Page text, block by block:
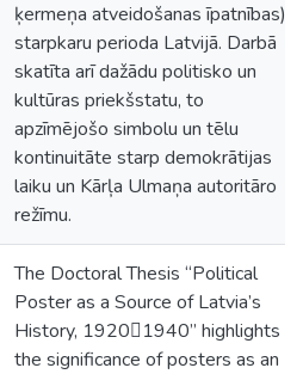
ķermeņa atveidošanas īpatnības)
starpkaru perioda Latvijā. Darbā
skatīta arī dažādu politisko un
kultūras priekšstatu, to
apzīmējošo simbolu un tēlu
kontinuitāte starp demokrātijas
laiku un Kārļa Ulmaņa autoritāro
režīmu.
The Doctoral Thesis “Political
Poster as a Source of Latvia’s
History, 19201940” highlights
the significance of posters as an